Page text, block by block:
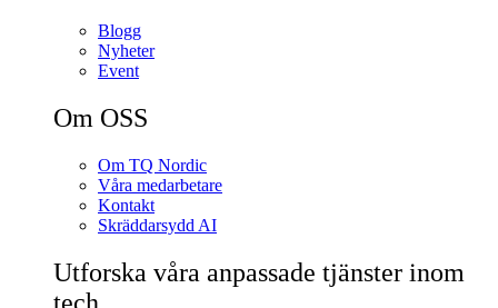
Blogg
Nyheter
Event
Om OSS
Om TQ Nordic
Våra medarbetare
Kontakt
Skräddarsydd AI
Utforska våra anpassade tjänster inom
tech